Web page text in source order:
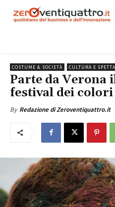
COSTUME & SOCIETÀ CULTURA E
Parte da
festival dei colori
By Redazione di Zeroventiquattro.it